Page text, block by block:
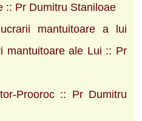
:: Pr Dumitru Staniloae
mantuitoare a lui
mantuitoare ale Lui :: Pr
Prooroc :: Pr Dumitru